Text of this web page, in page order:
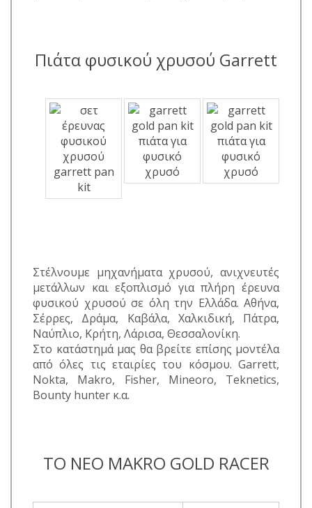
Πιάτα φυσικού χρυσού Garrett
Στέλνουμε μηχανήματα χρυσού, ανιχνευτές
μετάλλων και εξοπλισμό για πλήρη έρευνα
φυσικού χρυσού σε όλη την Ελλάδα. Αθήνα,
Σέρρες, Δράμα, Καβάλα, Χαλκιδική, Πάτρα,
Ναύπλιο, Κρήτη, Λάρισα, Θεσσαλονίκη.
Στο κατάστημά μας θα βρείτε επίσης μοντέλα
από όλες τις εταιρίες του κόσμου. Garrett,
Nokta, Makro, Fisher, Mineoro, Teknetics,
Bounty hunter κ.α.
TO NEO MAKRO GOLD RACER